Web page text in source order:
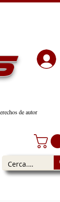
de autor